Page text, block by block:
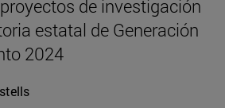
de investigación
estatal de Generación
2024